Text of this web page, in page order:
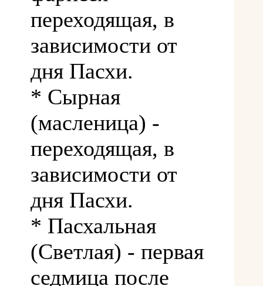
переходящая, в
зависимости от
дня Пасхи.
* Сырная
(масленица) -
переходящая, в
зависимости от
дня Пасхи.
* Пасхальная
(Светлая) - первая
седмица после